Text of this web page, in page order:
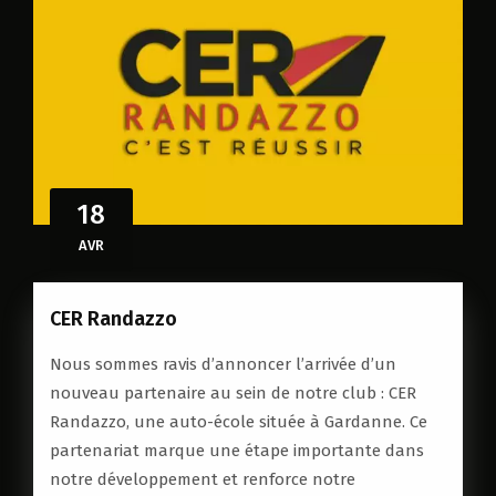
18
AVR
CER Randazzo
Nous sommes ravis d’annoncer l’arrivée d’un
nouveau partenaire au sein de notre club : CER
Randazzo, une auto-école située à Gardanne. Ce
partenariat marque une étape importante dans
notre développement et renforce notre